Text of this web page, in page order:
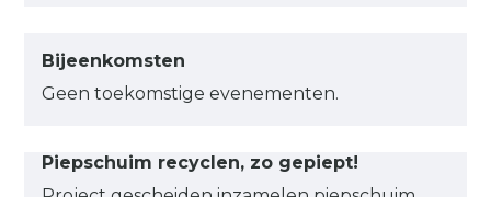
Bijeenkomsten
Geen toekomstige evenementen.
Piepschuim recyclen, zo gepiept!